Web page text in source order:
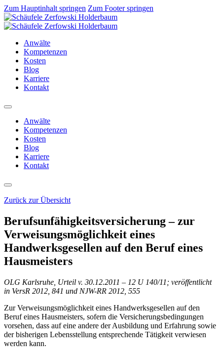
Zum Hauptinhalt springen Zum Footer springen
Anwälte
Kompetenzen
Kosten
Blog
Karriere
Kontakt
Anwälte
Kompetenzen
Kosten
Blog
Karriere
Kontakt
Zurück zur Übersicht
Berufsunfähigkeitsversicherung – zur
Verweisungsmöglichkeit eines
Handwerksgesellen auf den Beruf eines
Hausmeisters
OLG Karlsruhe, Urteil v. 30.12.2011 – 12 U 140/11; veröffentlicht
in VersR 2012, 841 und NJW-RR 2012, 555
Zur Verweisungsmöglichkeit eines Handwerksgesellen auf den
Beruf eines Hausmeisters, sofern die Versicherungsbedingungen
vorsehen, dass auf eine andere der Ausbildung und Erfahrung sowie
der bisherigen Lebensstellung entsprechende Tätigkeit verwiesen
werden kann.